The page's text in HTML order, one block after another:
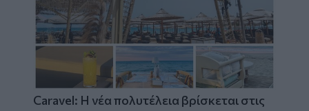
Caravel: Η νέα πολυτέλεια βρίσκεται στις